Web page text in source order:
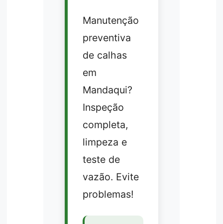
Manutenção
preventiva
de calhas
em
Mandaqui?
Inspeção
completa,
limpeza e
teste de
vazão. Evite
problemas!